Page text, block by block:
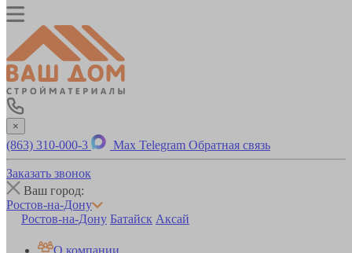
×
(863) 310-000-3 Max Telegram Обратная связь
Заказать звонок
Ваш город:
Ростов-на-Дону
Ростов-на-Дону Батайск Аксай
О компании